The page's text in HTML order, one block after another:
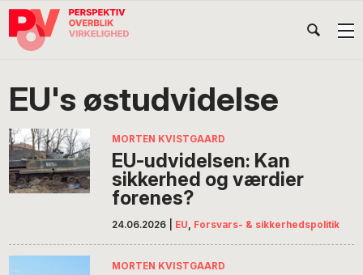
Gå
direkte
navigation
Skip
indhold
Gå
direkte
POV
International
EU's østudvidelse
MORTEN KVISTGAARD
EU-udvidelsen: Kan
sikkerhed og værdier
forenes?
24.06.2026 EU, Forsvars- & sikkerhedspolitik
MORTEN KVISTGAARD